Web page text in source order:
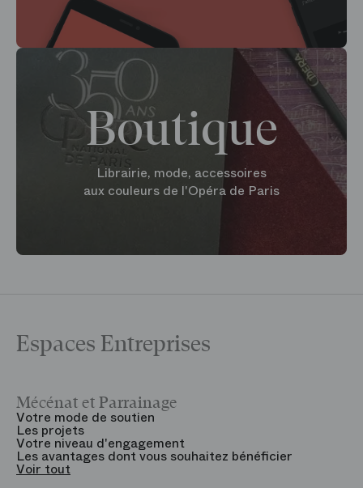
Boutique
Librairie, mode, accessoires
aux couleurs de l'Opéra de Paris
Espaces Entreprises
Mécénat et Parrainage
Votre mode de soutien
Les projets
Votre niveau d'engagement
Les avantages dont vous souhaitez bénéficier
Voir tout